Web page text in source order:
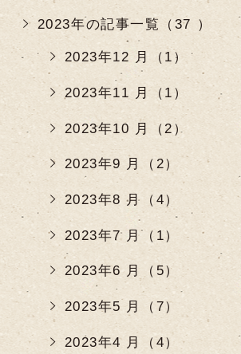
2023年の記事一覧（37 ）
2023年12 月（1）
2023年11 月（1）
2023年10 月（2）
2023年9 月（2）
2023年8 月（4）
2023年7 月（1）
2023年6 月（5）
2023年5 月（7）
2023年4 月（4）